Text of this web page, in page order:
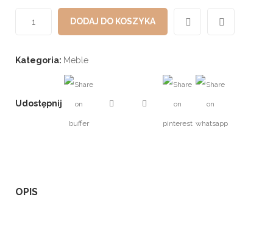
DODAJ DO KOSZYKA
Kategoria: Meble
Udostępnij
OPIS